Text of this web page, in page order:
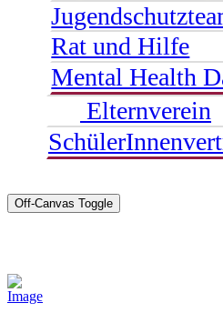
Rat und Hilfe
Mental Health
Elternverein
Off-Canvas Toggle